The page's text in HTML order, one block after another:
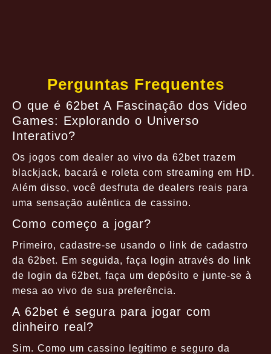
Perguntas Frequentes
O que é 62bet A Fascinação dos Video
Games: Explorando o Universo
Interativo?
Os jogos com dealer ao vivo da 62bet trazem
blackjack, bacará e roleta com streaming em HD.
Além disso, você desfruta de dealers reais para
uma sensação autêntica de cassino.
Como começo a jogar?
Primeiro, cadastre-se usando o link de cadastro
da 62bet. Em seguida, faça login através do link
de login da 62bet, faça um depósito e junte-se à
mesa ao vivo de sua preferência.
A 62bet é segura para jogar com
dinheiro real?
Sim. Como um cassino legítimo e seguro da